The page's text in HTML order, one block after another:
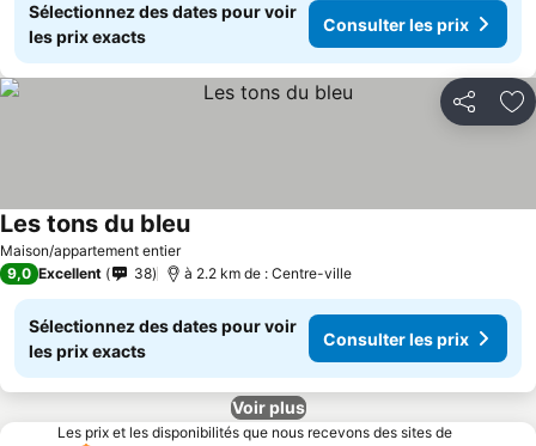
Sélectionnez des dates pour voir
les prix exacts
Consulter les prix
Partager
Maison/appartement entier
Les tons du bleuConsulter les prix
9,0 Excellent 38 à 2.2 km de : Centre-ville
Sélectionnez des dates pour voir
les prix exacts
Consulter les prix
Voir plus
Les prix et les disponibilités que nous recevons des sites de